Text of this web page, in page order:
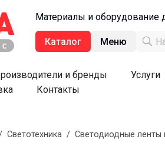
Материалы и оборудование
Каталог Меню
и бренды Услуги
Контакты
Светотехника / Светодиодные ленты